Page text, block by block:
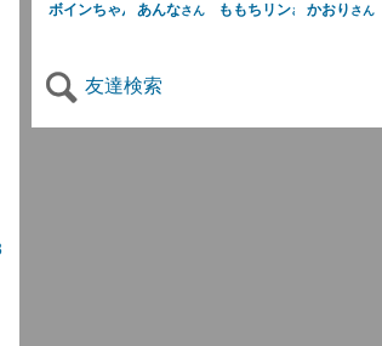
ボインちゃん さん
あんなさん ももちリンさんかおり さん
友達検索